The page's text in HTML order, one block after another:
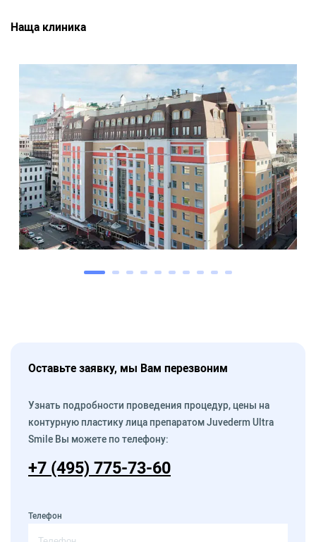
Наща клиника
Оставьте заявку, мы Вам перезвоним
Узнать подробности проведения процедур, цены на
контурную пластику лица препаратом Juvederm Ultra
Smile Вы можете по телефону:
+7 (495) 775-73-60
Телефон